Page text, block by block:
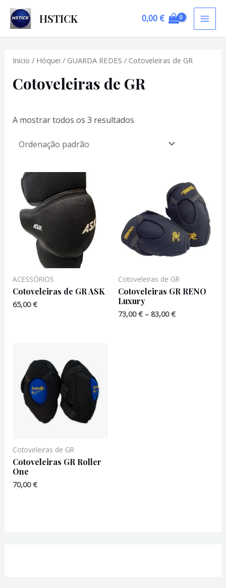
Skip
HSTICK 0,00 €
Início / Hóquei / GUARDA REDES / Cotoveleiras de GR
Cotoveleiras de GR
A mostrar todos os 3 resultados
ACESSÓRIOS
Cotoveleiras de GR ASK
65,00€
Cotoveleiras de GR
Cotoveleiras GR RENO
Luxury
73,00€ – 83,00€Price
Cotoveleiras de GR
Cotoveleiras GR Roller
One
70,00€